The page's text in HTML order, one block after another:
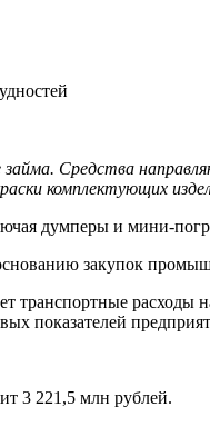
Средства
комплектующих
думперы и мини-
закупок
транспортные расходы
показателей
3 221,5 млн рублей.